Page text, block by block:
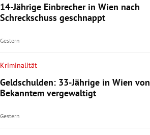
14-Jährige Einbrecher in Wien nach
Schreckschuss geschnappt
Gestern
Kriminalität
Geldschulden: 33-Jährige in Wien von
Bekanntem vergewaltigt
Gestern